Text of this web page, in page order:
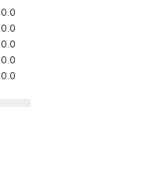
0.0
0.0
0.0
0.0
0.0